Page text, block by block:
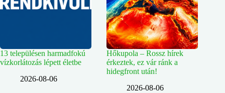
13 településen harmadfokú
vízkorlátozás lépett életbe
2026-08-06
Hőkupola – Rossz hírek
érkeztek, ez vár ránk a
hidegfront után!
2026-08-06